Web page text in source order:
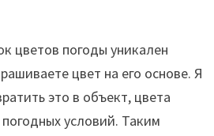
цветов погоды уникален
цвет на его основе. Я
это в объект, цвета
условий. Таким